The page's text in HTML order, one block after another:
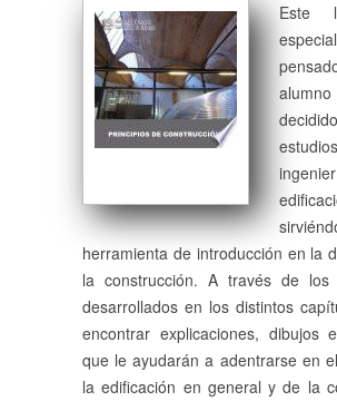
Este
herramienta de introducción en la
la construcción. A través de los
desarrollados en los distintos
encontrar explicaciones, dibujos
que le ayudarán a adentrarse en
la edificación en general y de la